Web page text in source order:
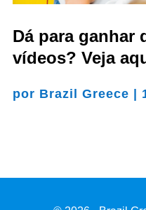
Dá para ganhar
vídeos? Veja
por Brazil Greece |